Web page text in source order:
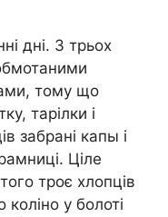
дні. З трьох
тому що
тарілки і
забрані капы і
Ціле
троє хлопців
у болоті